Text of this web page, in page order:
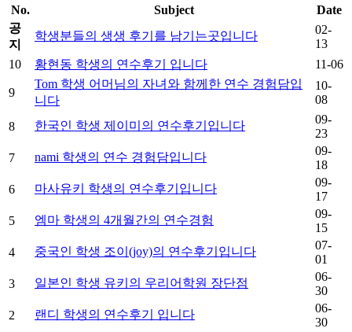
No.
Subject
Date
공
지
학생분들의 생생 후기를 남기는곳입니다
02-
13
10
황현동 학생의 연수후기 입니다 11-06
9
Tom 학생 어머님의 자녀와 함께한 연수 경험담입
니다
10-
08
8
한국인 학생 제이미의 연수후기입니다
09-
23
7
nami 학생의 연수 경험담입니다
09-
18
6
마사유키 학생의 연수후기입니다
09-
17
5
엠마 학생의 4개월간의 연수경험
09-
15
4
중국인 학생 조이(joy)의 연수후기입니다
07-
01
3
일본인 학생 유키의 우리어학원 장단점
06-
30
2
랜디 학생의 연수후기 입니다
06-
30